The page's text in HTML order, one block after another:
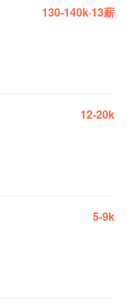
130-140k·13薪
12-20k
5-9k